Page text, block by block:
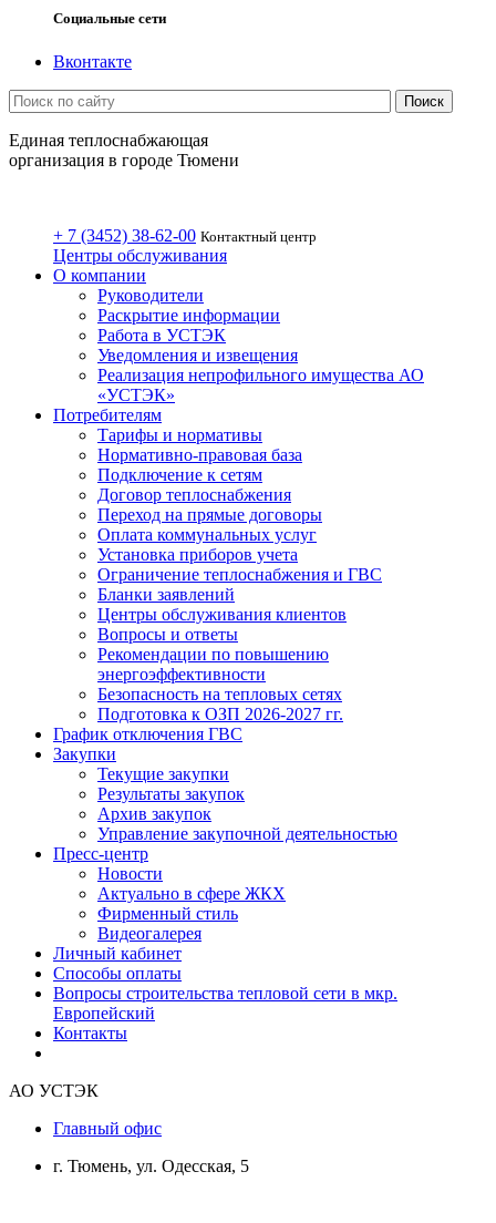
Социальные сети
Вконтакте
Единая теплоснабжающая
организация в городе Тюмени
+ 7 (3452) 38-62-00 Контактный центр
Центры обслуживания
О компании
Руководители
Раскрытие информации
Работа в УСТЭК
Уведомления и извещения
Реализация непрофильного имущества АО
«УСТЭК»
Потребителям
Тарифы и нормативы
Нормативно-правовая база
Подключение к сетям
Договор теплоснабжения
Переход на прямые договоры
Оплата коммунальных услуг
Установка приборов учета
Ограничение теплоснабжения и ГВС
Бланки заявлений
Центры обслуживания клиентов
Вопросы и ответы
Рекомендации по повышению
энергоэффективности
Безопасность на тепловых сетях
Подготовка к ОЗП 2026-2027 гг.
График отключения ГВС
Закупки
Текущие закупки
Результаты закупок
Архив закупок
Управление закупочной деятельностью
Пресс-центр
Новости
Актуально в сфере ЖКХ
Фирменный стиль
Видеогалерея
Личный кабинет
Способы оплаты
Вопросы строительства тепловой сети в мкр.
Европейский
Контакты
АО УСТЭК
Главный офис
г. Тюмень, ул. Одесская, 5